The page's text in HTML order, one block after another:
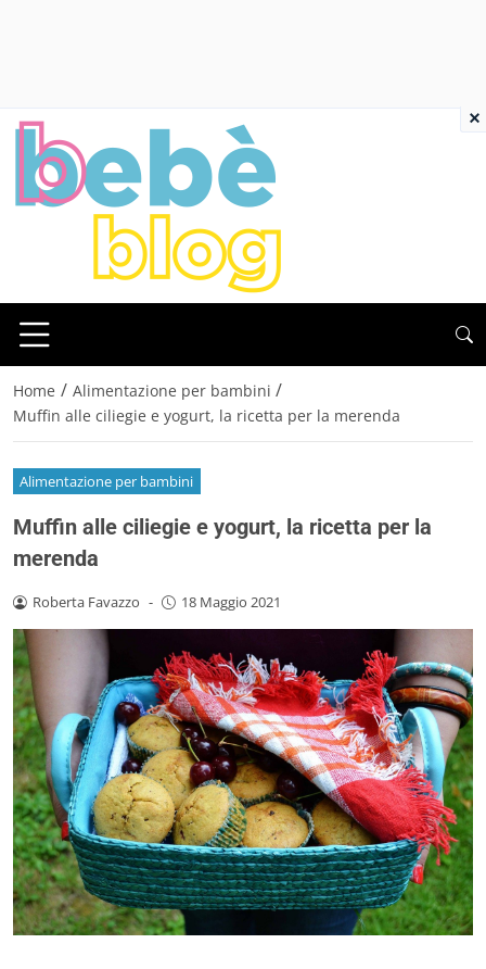
Home / Alimentazione per bambini /
Muffin alle ciliegie e yogurt, la ricetta per la merenda
Alimentazione per bambini
Muffin alle ciliegie e yogurt, la ricetta per la
merenda
Roberta Favazzo - 18 Maggio 2021
×